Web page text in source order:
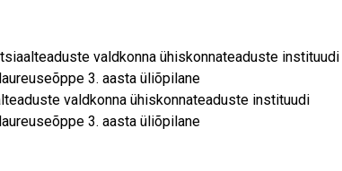
valdkonna ühiskonnateaduste instituudi
3. aasta üliõpilane
valdkonna ühiskonnateaduste instituudi
3. aasta üliõpilane